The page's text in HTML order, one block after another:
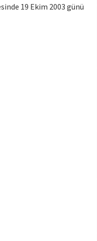
19 Ekim 2003 günü